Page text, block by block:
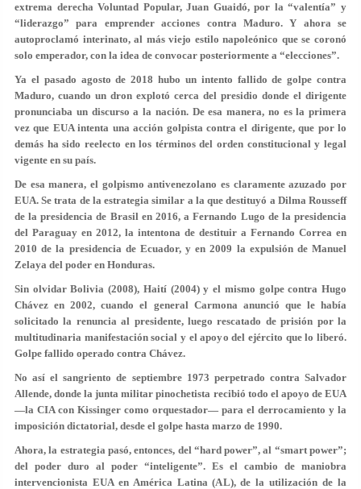
extrema derecha Voluntad Popular, Juan Guaidó, por la “valentía” y
“liderazgo” para emprender acciones contra Maduro. Y ahora se
autoproclamó interinato, al más viejo estilo napoleónico que se coronó
solo emperador, con la idea de convocar posteriormente a “elecciones”.
Ya el pasado agosto de 2018 hubo un intento fallido de golpe contra
Maduro, cuando un dron explotó cerca del presidio donde el dirigente
pronunciaba un discurso a la nación. De esa manera, no es la primera
vez que EUA intenta una acción golpista contra el dirigente, que por lo
demás ha sido reelecto en los términos del orden constitucional y legal
vigente en su país.
De esa manera, el golpismo antivenezolano es claramente azuzado por
EUA. Se trata de la estrategia similar a la que destituyó a Dilma Rousseff
de la presidencia de Brasil en 2016, a Fernando Lugo de la presidencia
del Paraguay en 2012, la intentona de destituir a Fernando Correa en
2010 de la presidencia de Ecuador, y en 2009 la expulsión de Manuel
Zelaya del poder en Honduras.
Sin olvidar Bolivia (2008), Haití (2004) y el mismo golpe contra Hugo
Chávez en 2002, cuando el general Carmona anunció que le había
solicitado la renuncia al presidente, luego rescatado de prisión por la
multitudinaria manifestación social y el apoyo del ejército que lo liberó.
Golpe fallido operado contra Chávez.
No así el sangriento de septiembre 1973 perpetrado contra Salvador
Allende, donde la junta militar pinochetista recibió todo el apoyo de EUA
—la CIA con Kissinger como orquestador— para el derrocamiento y la
imposición dictatorial, desde el golpe hasta marzo de 1990.
Ahora, la estrategia pasó, entonces, del “hard power”, al “smart power”;
del poder duro al poder “inteligente”. Es el cambio de maniobra
intervencionista EUA en América Latina (AL), de la utilización de la